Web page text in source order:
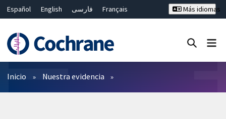
Español English فارسی
Français
Bahasa Malaysia
ไทย 繁體中文
Más idiomas
Filtros
Inicio Nuestra evidencia